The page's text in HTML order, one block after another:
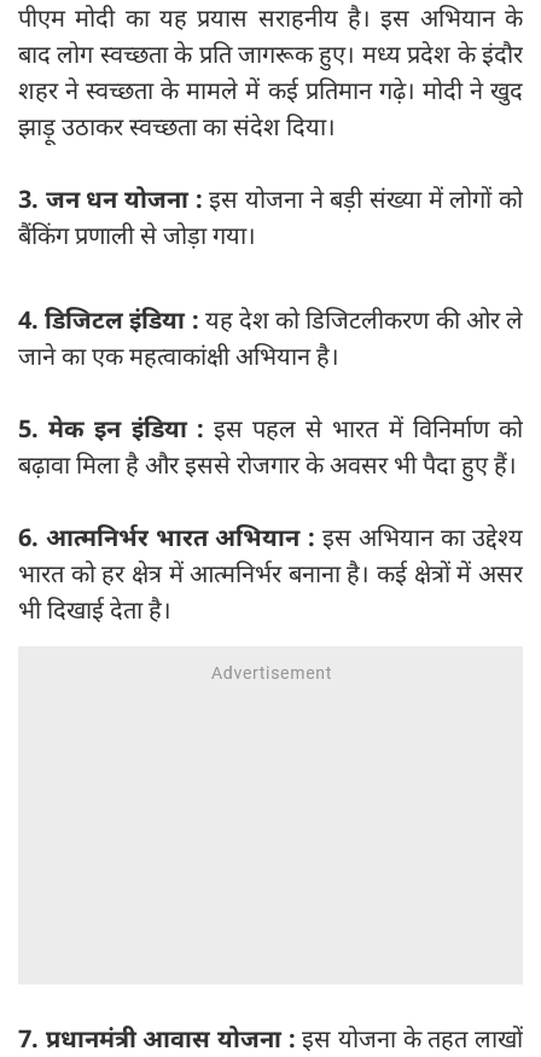
पीएम मोदी का यह प्रयास सराहनीय है। इस अभियान के
बाद लोग स्वच्छता के प्रति जागरूक हुए। मध्य प्रदेश के इंदौर
शहर ने स्वच्छता के मामले में कई प्रतिमान गढ़े। मोदी ने खुद
झाड़ू उठाकर स्वच्छता का संदेश दिया।
3. जन धन योजना :इस योजना ने बड़ी संख्या में लोगों को
बैंकिंग प्रणाली से जोड़ा गया।
4. डिजिटल इंडिया : यह देश को डिजिटलीकरण की ओर ले
जाने का एक महत्वाकांक्षी अभियान है।
5. मेक इन इंडिया : इस पहल से भारत में विनिर्माण को
बढ़ावा मिला है और इससे रोजगार के अवसर भी पैदा हुए हैं।
6. आत्मनिर्भर भारत अभियान : इस अभियान का उद्देश्य
भारत को हर क्षेत्र में आत्मनिर्भर बनाना है। कई क्षेत्रों में असर
भी दिखाई देता है।
7. प्रधानमंत्री आवास योजना :इस योजना के तहत लाखों